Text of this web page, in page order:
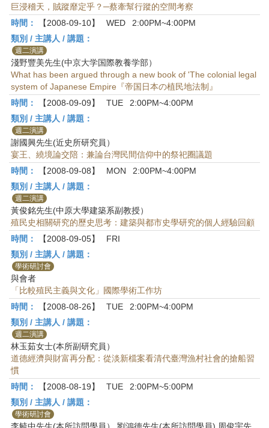
巨浸稽天，賊蹤靡定乎？─蔡牽幫行蹤的空間考察
時間：
【2008-09-10】 WED
2:00PM~4:00PM
類別 / 主講人 / 講題：
週二演講
淺野豐美先生(中京大学国際教養学部）
What has been argued through a new book of 'The colonial legal
system of Japanese Empire『帝国日本の植民地法制』
時間：
【2008-09-09】 TUE
2:00PM~4:00PM
類別 / 主講人 / 講題：
週二演講
謝國興先生(近史所研究員）
宴王、繞境論交陪：兼論台灣民間信仰中的祭祀圈議題
時間：
【2008-09-08】 MON
2:00PM~4:00PM
類別 / 主講人 / 講題：
週二演講
黃俊銘先生(中原大學建築系副教授）
殖民史相關研究的歷史思考：建築與都市史學研究的個人經驗回顧
時間：
【2008-09-05】
FRI
類別 / 主講人 / 講題：
學術研討會
與會者
「比較殖民主義與文化」國際學術工作坊
時間：
【2008-08-26】 TUE
2:00PM~4:00PM
類別 / 主講人 / 講題：
週二演講
林玉茹女士(本所副研究員）
道德經濟與財富再分配：從淡新檔案看清代臺灣漁村社會的搶船習
慣
時間：
【2008-08-19】 TUE
2:00PM~5:00PM
類別 / 主講人 / 講題：
學術研討會